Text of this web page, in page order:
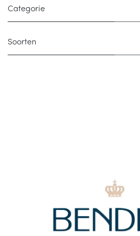
Categorie
Soorten